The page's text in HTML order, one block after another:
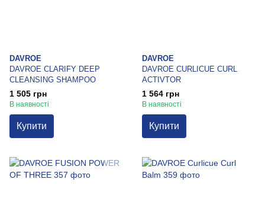
DAVROE
DAVROE CLARIFY DEEP
CLEANSING SHAMPOO
1 505 грн
В наявності
Купити
DAVROE
DAVROE CURLICUE CURL
ACTIVTOR
1 564 грн
В наявності
Купити